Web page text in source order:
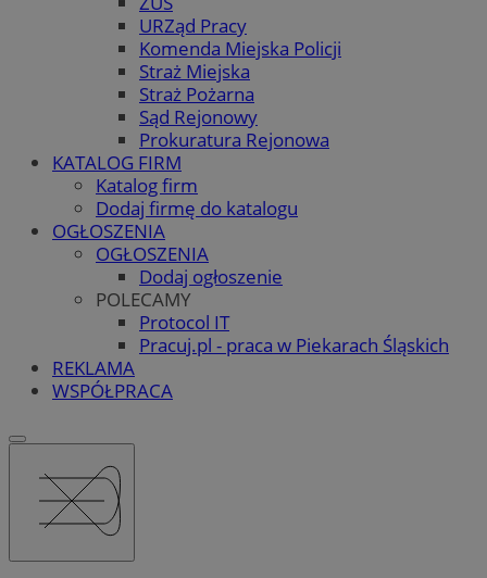
URZąd Pracy
Komenda Miejska Policji
Straż Miejska
Straż Pożarna
Sąd Rejonowy
Prokuratura Rejonowa
KATALOG FIRM
Katalog firm
Dodaj firmę do katalogu
OGŁOSZENIA
OGŁOSZENIA
Dodaj ogłoszenie
POLECAMY
Protocol IT
Pracuj.pl - praca w Piekarach Śląskich
REKLAMA
WSPÓŁPRACA